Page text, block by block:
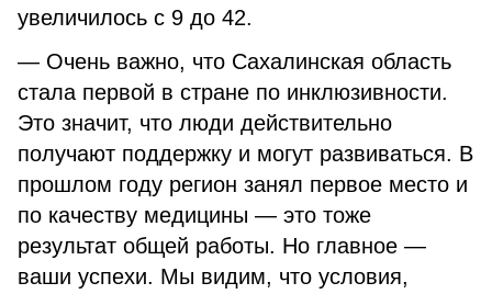
увеличилось с 9 до 42.
— Очень важно, что Сахалинская область
стала первой в стране по инклюзивности.
Это значит, что люди действительно
получают поддержку и могут развиваться. В
прошлом году регион занял первое место и
по качеству медицины — это тоже
результат общей работы. Но главное —
ваши успехи. Мы видим, что условия,